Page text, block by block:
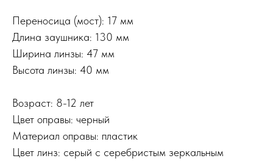
Переносица (мост): 17 мм
Длина заушника: 130 мм
Ширина линзы: 47 мм
Высота линзы: 40 мм
Возраст: 8-12 лет
Цвет оправы: черный
Материал оправы: пластик
Цвет линз: серый с серебристым зеркальным